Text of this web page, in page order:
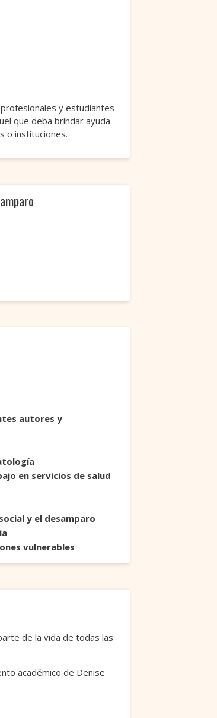
y estudiantes
que deba brindar ayuda
o instituciones.
autores y
en servicios de salud
y el desamparo
vulnerables
de la vida de todas las
académico de Denise